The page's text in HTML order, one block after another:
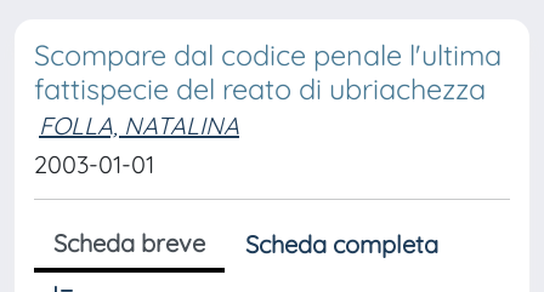
Scompare dal codice penale l'ultima
fattispecie del reato di ubriachezza
FOLLA, NATALINA
2003-01-01
Scheda breve Scheda completa